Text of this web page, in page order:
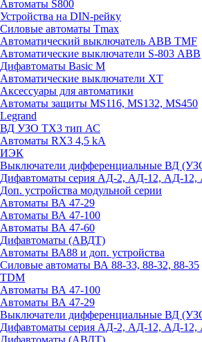
Автоматы S800
Устройства на DIN-рейку
Силовые автоматы Tmax
Автоматический выключатель ABB TMF
Автоматические выключатели S-803 АВВ
Дифавтоматы Basic M
Автоматические выключатели XT
Аксессуары для автоматики
Автоматы защиты MS116, MS132, MS450
Legrand
ВД УЗО TX3 тип АС
Автоматы RX3 4,5 kA
ИЭК
Выключатели дифференциальные ВД
Дифавтоматы серия АД-2, АД-12, АД-12,
Доп. устройства модульной серии
Автоматы ВА 47-29
Автоматы ВА 47-100
Автоматы ВА 47-60
Дифавтоматы (АВДТ)
Автоматы ВА88 и доп. устройства
Силовые автоматы ВА 88-33, 88-32, 88-35
TDM
Автоматы ВА 47-100
Автоматы ВА 47-29
Выключатели дифференциальные ВД
Дифавтоматы серия АД-2, АД-12, АД-12,
Дифавтоматы (АВДТ)